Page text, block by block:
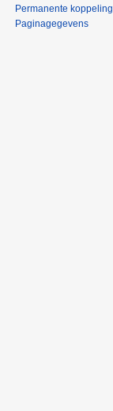
Permanente koppeling
Paginagegevens